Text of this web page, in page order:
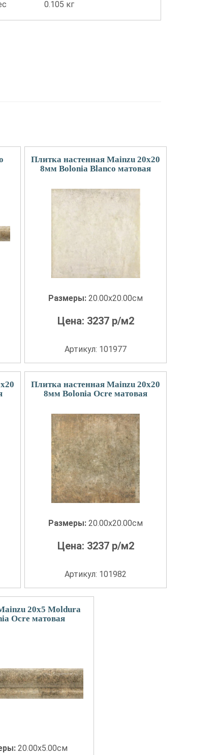
0.105 кг
Плитка настенная Mainzu 20x20
8мм Bolonia Blanco матовая
Размеры:20.00x20.00см
Цена: 3237р/м2
Артикул: 101977
Плитка настенная Mainzu 20x20
8мм Bolonia Ocre матовая
Размеры:20.00x20.00см
Цена: 3237р/м2
Артикул: 101982
20x5 Moldura
Ocre матовая
20.00x5.00см